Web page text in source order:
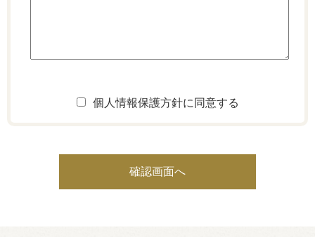
個人情報保護方針に同意する
確認画面へ